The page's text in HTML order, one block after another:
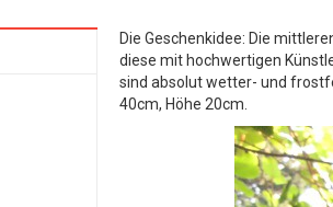
Die Geschenkidee: Die
diese mit hochwertigen
sind absolut wetter- und
40cm, Höhe 20cm.